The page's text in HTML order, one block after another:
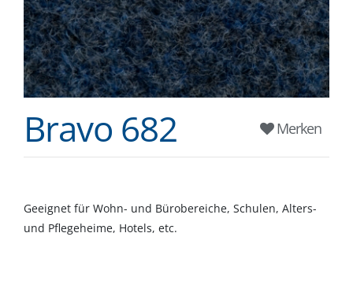
Bravo 682 Merken
Geeignet für Wohn- und Bürobereiche, Schulen, Alters-
und Pflegeheime, Hotels, etc.